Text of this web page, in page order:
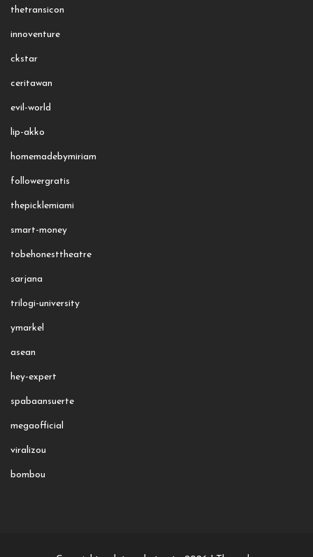
thetransicon
innoventure
ckstar
ceritawan
evil-world
lip-akko
homemadebymiriam
followergratis
thepicklemiami
smart-money
tobehonesttheatre
sarjana
trilogi-university
ymarkel
asean
hey-expert
spabaansuerte
megaofficial
viralizou
bombou